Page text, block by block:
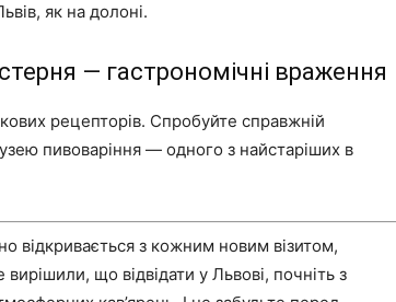
як на долоні.
— гастрономічні враження
рецепторів. Спробуйте справжній
пивоваріння — одного з найстаріших в
відкривається з кожним новим візитом,
що відвідати у Львові, почніть з